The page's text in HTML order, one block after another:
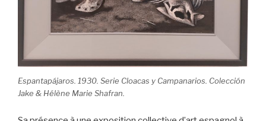
Espantapájaros. 1930. Serie Cloacas y Campanarios. Colección
Jake & Hélène Marie Shafran.